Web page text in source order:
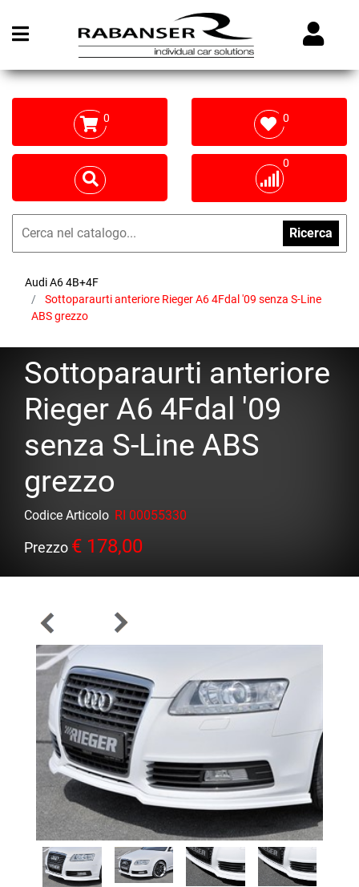
Open menu
0 0
0
Ricerca
Audi A6 4B+4F
Sottoparaurti anteriore Rieger A6 4Fdal '09 senza S-Line
ABS grezzo
Sottoparaurti anteriore
Rieger A6 4Fdal '09
senza S-Line ABS
grezzo
Codice Articolo RI 00055330
Prezzo € 178,00